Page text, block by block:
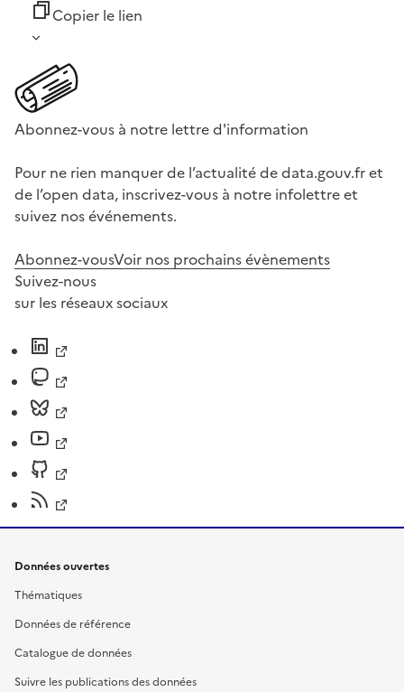
Copier le lien
Abonnez-vous à notre lettre d'information
Pour ne rien manquer de l’actualité de data.gouv.fr et
de l’open data, inscrivez-vous à notre infolettre et
suivez nos événements.
Abonnez-vousVoir nos prochains évènements
Suivez-nous
sur les réseaux sociaux
Données ouvertes
Thématiques
Données de référence
Catalogue de données
Suivre les publications des données